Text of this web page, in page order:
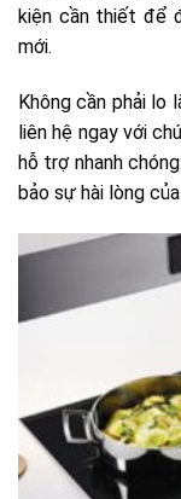
kiện cần thiết để
mới.
Không cần phải lo
liên hệ ngay với
hỗ trợ nhanh
bảo sự hài lòng